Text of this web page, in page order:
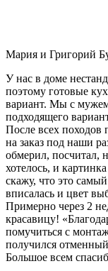
Мария и Григорий
У нас в доме
поэтому готовые
вариант. Мы с
подходящего
После всех
на заказ под наши
обмерил, посчитал,
хотелось, и
скажу, что это
вписалась и цвет
Примерно через 2
красавицу!
помучиться с
получился
Большое всем